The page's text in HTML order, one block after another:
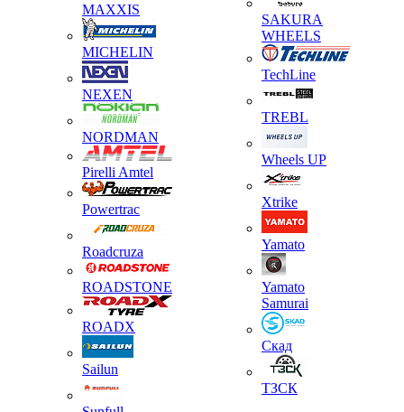
MAXXIS
MICHELIN
NEXEN
NORDMAN
Pirelli Amtel
Powertrac
Roadcruza
ROADSTONE
ROADX
Sailun
SAKURA
WHEELS
TechLine
TREBL
Wheels UP
Xtrike
Yamato
Yamato
Samurai
Скад
ТЗСК